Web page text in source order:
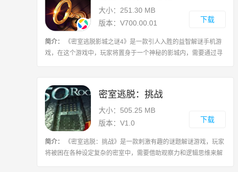
大小：251.30 MB
版本：V700.00.01
下载
简介：
《密室逃脱影城之谜4》是一款引人入胜的益智解谜手机游
戏，在这个游戏中，玩家将置身于一个神秘的影城内，需要通过寻
密室逃脱：挑战
大小：505.25 MB
版本：V1.0
下载
简介：
《密室逃脱：挑战》是一款刺激有趣的谜题解谜游戏，玩家
将被困在各种设定复杂的密室中，需要借助观察力和逻辑思维来解